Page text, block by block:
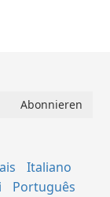
Italiano
Português